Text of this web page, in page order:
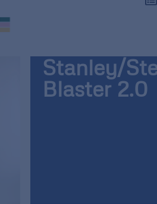
Stanley/
Blaster 2.0